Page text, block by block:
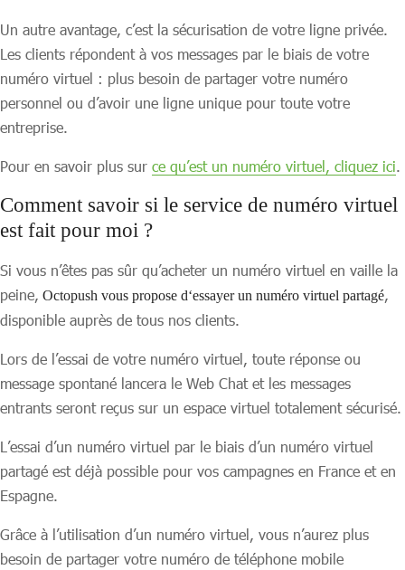
Un autre avantage, c’est la sécurisation de votre ligne privée.
Les clients répondent à vos messages par le biais de votre
numéro virtuel : plus besoin de partager votre numéro
personnel ou d’avoir une ligne unique pour toute votre
entreprise.
Pour en savoir plus sur ce qu’est un numéro virtuel, cliquez ici.
Comment savoir si le service de numéro virtuel
est fait pour moi ?
Si vous n’êtes pas sûr qu’acheter un numéro virtuel en vaille la
peine, Octopush vous propose d‘essayer un numéro virtuel partagé,
disponible auprès de tous nos clients.
Lors de l’essai de votre numéro virtuel, toute réponse ou
message spontané lancera le Web Chat et les messages
entrants seront reçus sur un espace virtuel totalement sécurisé.
L’essai d’un numéro virtuel par le biais d’un numéro virtuel
partagé est déjà possible pour vos campagnes en France et en
Espagne.
Grâce à l’utilisation d’un numéro virtuel, vous n’aurez plus
besoin de partager votre numéro de téléphone mobile